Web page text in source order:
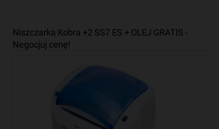
Niszczarka Kobra +2 SS7 ES + OLEJ GRATIS -
Negocjuj cenę!